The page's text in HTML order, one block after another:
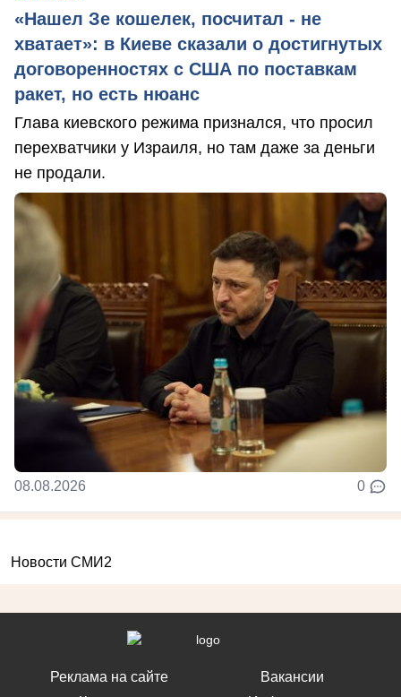
«Нашел Зе кошелек, посчитал - не
хватает»: в Киеве сказали о достигнутых
договоренностях с США по поставкам
ракет, но есть нюанс
Глава киевского режима признался, что просил
перехватчики у Израиля, но там даже за деньги
не продали.
08.08.2026 0
Новости СМИ2
Реклама на сайте
Вакансии